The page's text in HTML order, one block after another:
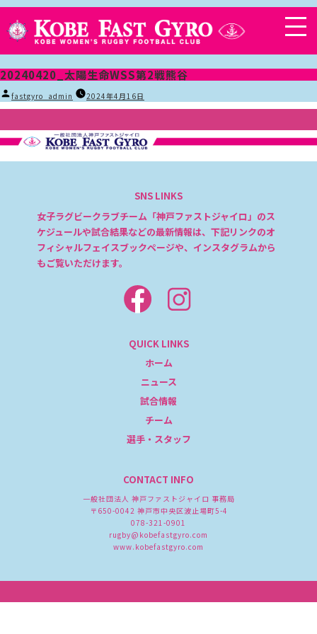
20240420_太陽生命WSS第2戦熊谷
投
稿
fastgyro_admin 2024年4月16日
SNS LINKS
女子ラグビークラブチーム「神戸ファストジャイロ」のス
ケジュールや試合結果などの最新情報は、下記リンクのオ
フィシャルフェイスブックページや、インスタグラムから
もご覧いただけます。
QUICK LINKS
ホーム
ニュース
試合情報
チーム
選手・スタッフ
CONTACT INFO
一般社団法人 神戸ファストジャイロ 事務局
〒650-0042 神戸市中央区波止場町5-4
078-321-0901
rugby@kobefastgyro.com
www.kobefastgyro.com